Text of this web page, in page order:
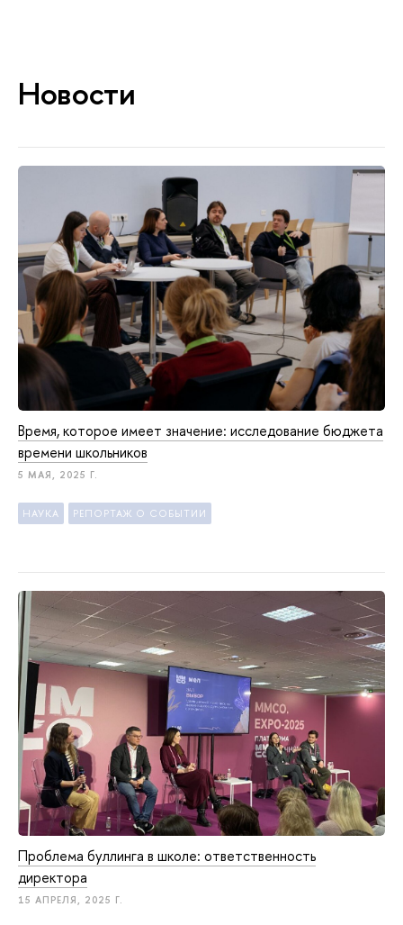
Новости
Время, которое имеет значение: исследование бюджета
времени школьников
5 МАЯ, 2025 Г.
НАУКА РЕПОРТАЖ О СОБЫТИИ
Проблема буллинга в школе: ответственность
директора
15 АПРЕЛЯ, 2025 Г.